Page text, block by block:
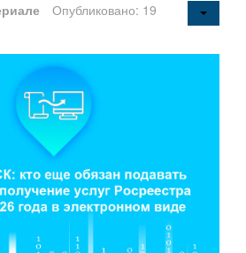
Опубликовано: 19